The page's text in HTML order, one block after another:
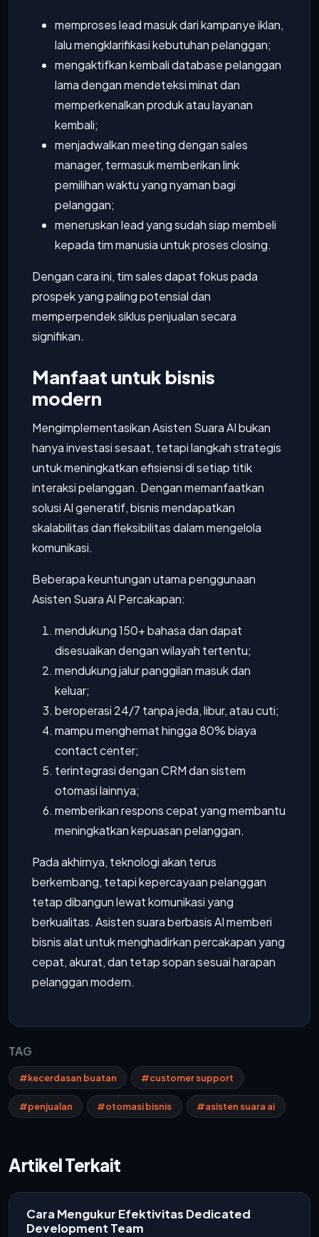
memproses lead masuk dari kampanye iklan,
lalu mengklarifikasi kebutuhan pelanggan;
mengaktifkan kembali database pelanggan
lama dengan mendeteksi minat dan
memperkenalkan produk atau layanan
kembali;
menjadwalkan meeting dengan sales
manager, termasuk memberikan link
pemilihan waktu yang nyaman bagi
pelanggan;
meneruskan lead yang sudah siap membeli
kepada tim manusia untuk proses closing.
Dengan cara ini, tim sales dapat fokus pada
prospek yang paling potensial dan
memperpendek siklus penjualan secara
signifikan.
Manfaat untuk bisnis
modern
Mengimplementasikan Asisten Suara AI bukan
hanya investasi sesaat, tetapi langkah strategis
untuk meningkatkan efisiensi di setiap titik
interaksi pelanggan. Dengan memanfaatkan
solusi AI generatif, bisnis mendapatkan
skalabilitas dan fleksibilitas dalam mengelola
komunikasi.
Beberapa keuntungan utama penggunaan
Asisten Suara AI Percakapan:
mendukung 150+ bahasa dan dapat
disesuaikan dengan wilayah tertentu;
mendukung jalur panggilan masuk dan
keluar;
beroperasi 24/7 tanpa jeda, libur, atau cuti;
mampu menghemat hingga 80% biaya
contact center;
terintegrasi dengan CRM dan sistem
otomasi lainnya;
memberikan respons cepat yang membantu
meningkatkan kepuasan pelanggan.
Pada akhirnya, teknologi akan terus
berkembang, tetapi kepercayaan pelanggan
tetap dibangun lewat komunikasi yang
berkualitas. Asisten suara berbasis AI memberi
bisnis alat untuk menghadirkan percakapan yang
cepat, akurat, dan tetap sopan sesuai harapan
pelanggan modern.
TAG
#kecerdasan buatan #customer support
#penjualan #otomasi bisnis #asisten suara ai
Artikel Terkait
Cara Mengukur Efektivitas Dedicated
Development Team